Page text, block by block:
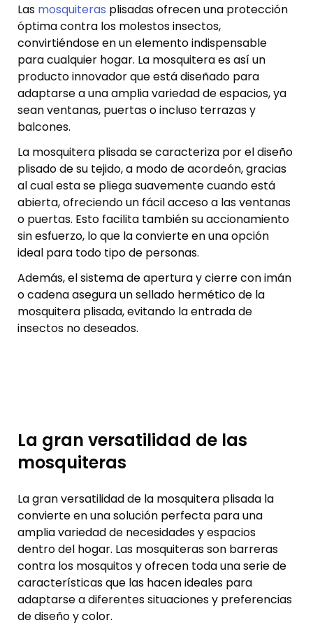
Las mosquiteras plisadas ofrecen una protección
óptima contra los molestos insectos,
convirtiéndose en un elemento indispensable
para cualquier hogar. La mosquitera es así un
producto innovador que está diseñado para
adaptarse a una amplia variedad de espacios, ya
sean ventanas, puertas o incluso terrazas y
balcones.
La mosquitera plisada se caracteriza por el diseño
plisado de su tejido, a modo de acordeón, gracias
al cual esta se pliega suavemente cuando está
abierta, ofreciendo un fácil acceso a las ventanas
o puertas. Esto facilita también su accionamiento
sin esfuerzo, lo que la convierte en una opción
ideal para todo tipo de personas.
Además, el sistema de apertura y cierre con imán
o cadena asegura un sellado hermético de la
mosquitera plisada, evitando la entrada de
insectos no deseados.
La gran versatilidad de las
mosquiteras
La gran versatilidad de la mosquitera plisada la
convierte en una solución perfecta para una
amplia variedad de necesidades y espacios
dentro del hogar. Las mosquiteras son barreras
contra los mosquitos y ofrecen toda una serie de
características que las hacen ideales para
adaptarse a diferentes situaciones y preferencias
de diseño y color.